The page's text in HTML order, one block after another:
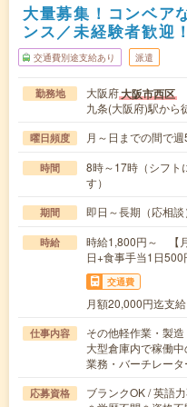
大量募集！コンベア
ンス／未経験者歓迎！
交通費別途支給あり 派遣
勤務地 大阪府大阪市西区
九条(大阪府)駅から
曜日頻度 月～日までの間で週
時間
8時～17時（シフト
す）
期間 即日～長期（応相談
時給
時給1,800円～ 【
日+食事手当1日
交通費
月額20,000円迄支給
仕事内容
その他軽作業・製造
大型倉庫内で稼働
業務・バーチレー
応募資格
ブランクOK / 英語